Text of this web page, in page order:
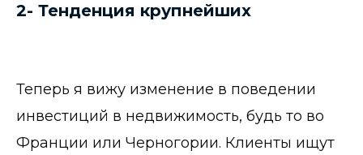
2- Тенденция крупнейших
Теперь я вижу изменение в поведении
инвестиций в недвижимость, будь то во
Франции или Черногории. Клиенты ищут